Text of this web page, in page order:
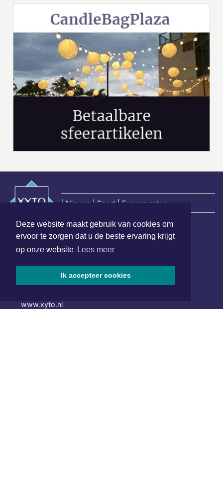
Deze website maakt gebruik van cookies om
ervoor te zorgen dat u de beste ervaring krijgt
op onze website Lees meer
Ik accepteer cookies
| Nieuws | Sport | Evenementen
Hoofdvestiging:
van Benthuizenlaan 1
072 8200 600
www.xyto.nl